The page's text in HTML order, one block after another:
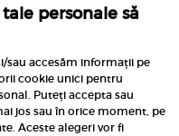
personale să
sau accesăm informații pe
cookie unici pentru
Puteți accepta sau
jos sau în orice moment, pe
Aceste alegeri vor fi